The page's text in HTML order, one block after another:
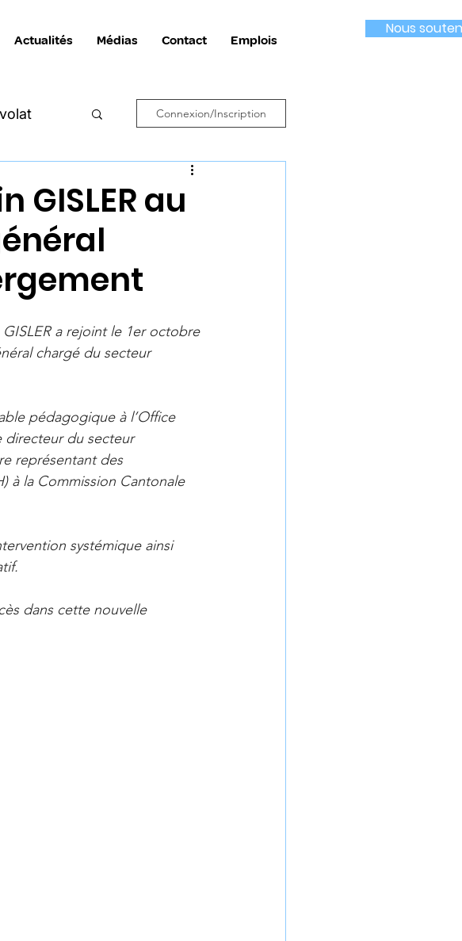
Actualités Médias Contact Emplois
Nous
Connexion/Inscription
GISLER au
a rejoint le 1er octobre
chargé du secteur
pédagogique à l’Office
directeur du secteur
représentant des
à la Commission Cantonale
systémique ainsi
dans cette nouvelle